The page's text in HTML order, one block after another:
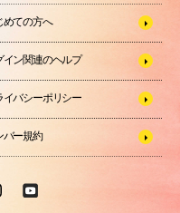
めての方へ
イン関連のヘルプ
イバシーポリシー
バー規約